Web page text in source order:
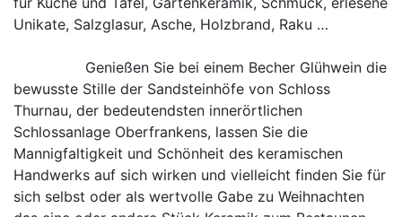
Unikate, Salzglasur, Asche, Holzbrand, Raku …
Genießen Sie bei einem Becher Glühwein die
bewusste Stille der Sandsteinhöfe von Schloss
Thurnau, der bedeutendsten innerörtlichen
Schlossanlage Oberfrankens, lassen Sie die
Mannigfaltigkeit und Schönheit des keramischen
Handwerks auf sich wirken und vielleicht finden Sie für
sich selbst oder als wertvolle Gabe zu Weihnachten